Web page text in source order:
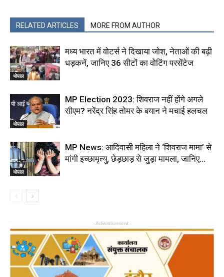
RELATED ARTICLES MORE FROM AUTHOR
भोपाल
मध्य भारत में वोटर्स ने दिखाया जोश, नेताओं की बढ़ी
धड़कनें, जानिए 36 सीटों का वोटिंग परसेंटेज
भोपाल
MP Election 2023: शिवराज नहीं होंगे अगले
सीएम? नरेंद्र सिंह तोमर के बयान ने मचाई हलचल
भोपाल
MP News: आदिवासी महिला ने ‘शिवराज मामा’ से
मांगी इच्छामृत्यु, छेड़छाड़ से जुड़ा मामला, जानिए…
- Advertisement -